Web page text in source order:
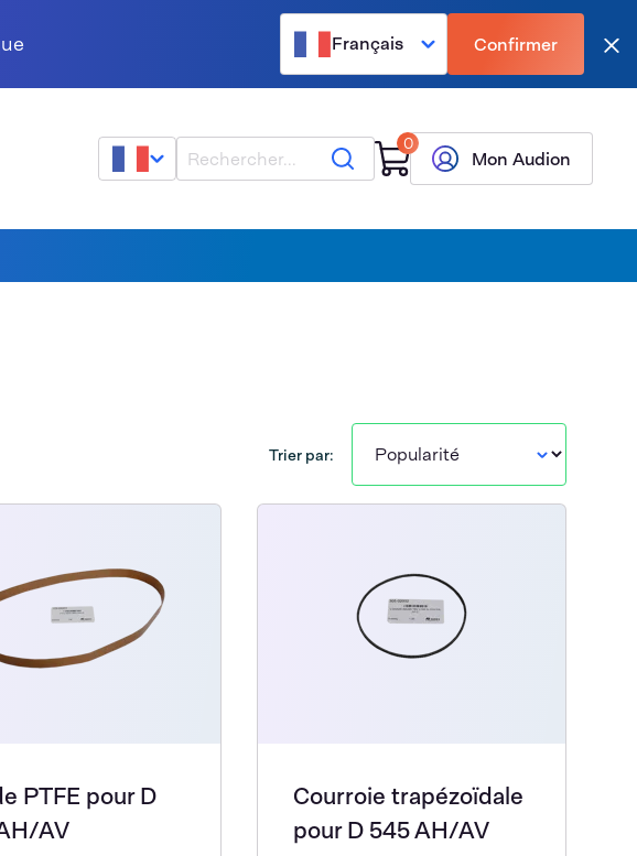
Français Confirmer
Rechercher 0
Mon Audion
Trier par:
PTFE pour D
AV
Courroie trapézoïdale
pour D 545 AH/AV